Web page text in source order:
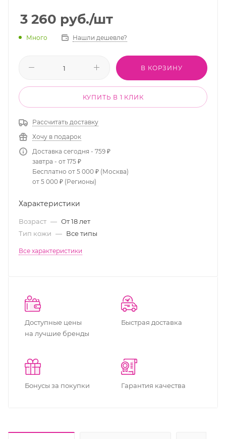
3 260 руб./шт
Много Нашли дешевле?
В КОРЗИНУ
КУПИТЬ В 1 КЛИК
Рассчитать доставку
Хочу в подарок
Доставка сегодня - 759 ₽
завтра - от 175 ₽
Бесплатно от 5 000 ₽ (Москва)
от 5 000 ₽ (Регионы)
Характеристики
Возраст — От 18 лет
Тип кожи — Все типы
Все характеристики
Доступные цены
на лучшие бренды
Быстрая доставка
Бонусы за покупки Гарантия качества